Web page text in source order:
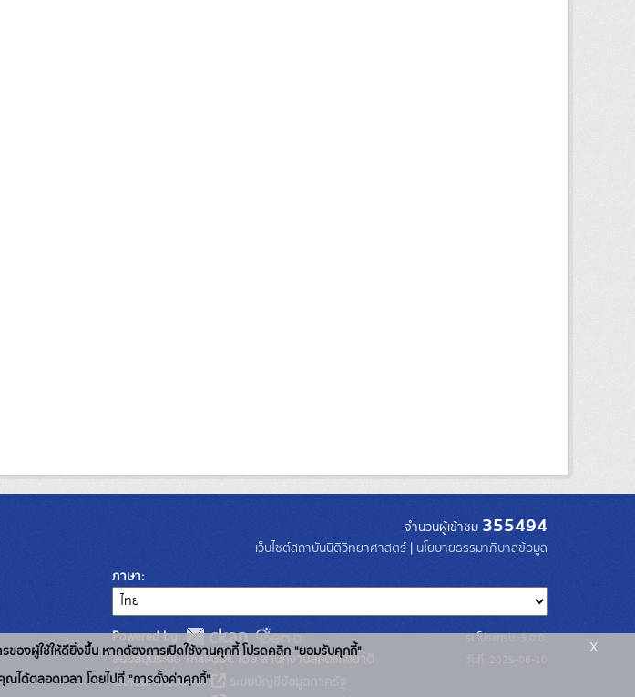
จำนวนผู้เข้าชม 355494
เว็บไซต์สถาบันนิติวิทยาศาสตร์ | นโยบายธรรมาภิบาลข้อมูล
ภาษา
Powered by:
สนับสนุนระบบ Thai-GDC โดย สำนักงานสถิติแห่งชาติ
เว็บไซต์ที่เกี่ยวข้อง:
รุ่นโปรแกรม: 3.0.0
ของผู้ใช้ให้ดียิ่งขึ้น หากต้องการเปิดใช้งานคุกกี้ โปรดคลิก "ยอมรับคุกกี้"
ได้ตลอดเวลา โดยไปที่ "การตั้งค่าคุกกี้"
x